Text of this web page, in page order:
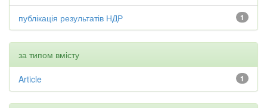
1
публікація результатів НДР
за типом вмісту
1
Article